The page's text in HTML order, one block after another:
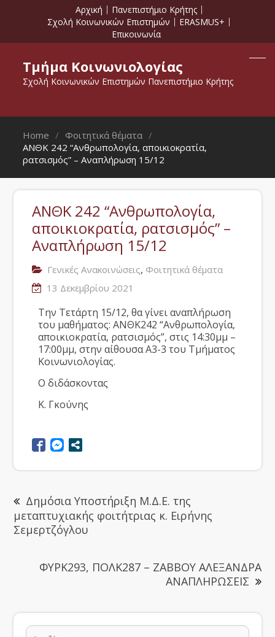
Αρχική
Πανεπιστήμιο Κρήτης
Σχολή Κοινωνικών Επιστημών
ERASMUS+
Επικοινωνία
Τμήμα Κοινωνιολογίας
Σχολή Κοινωνικών Επιστημών Πανεπιστήμιο Κρήτης
Home
Φοιτητικά θέματα
ΑΝΘΚ 242 “Ανθρωπολογία, αποικιοκρατία,
ρατσισμός” – Αναπλήρωση 15/12
ΑΝΘΚ 242 “Ανθρωπολογία,
αποικιοκρατία, ρατσισμός” –
Αναπλήρωση 15/12
Γενικές Ανακοινώσεις, Φοιτητικά θέματα
13 Δεκεμβρίου 2021
Την Τετάρτη 15/12, θα γίνει αναπλήρωση
του μαθήματος: ΑΝΘΚ242 “Ανθρωπολογία,
αποικιοκρατία, ρατσισμός”, στις 14:30μμ –
17:00μμ, στην αίθουσα Α3-3 του Τμήματος
Κοινωνιολογίας.
Ο διδάσκοντας
Κ. Γκούνης
Δημόσια Υποστήριξη Μ.Δ.Ε. της
μεταπτυχιακής φοιτήτριας κ. Ειρήνης
Σεμερτζόγλου
ΦΥΡΚ293, ΠΟΛΚ287 – ΖΑΒΒΟΥ ΑΛΕΞΑΝΔΡΑ
ΑΝΑΠΛΗΡΩΣΕΙΣ